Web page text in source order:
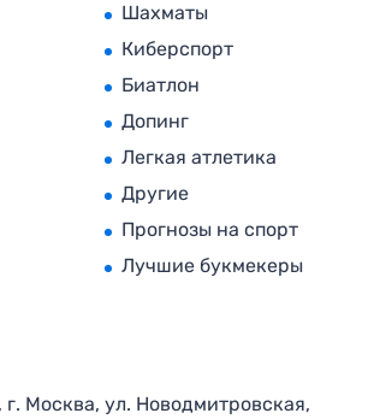
Шахматы
Киберспорт
Биатлон
Допинг
Легкая атлетика
Другие
Прогнозы на спорт
Лучшие букмекеры
г. Москва, ул. Новодмитровская,